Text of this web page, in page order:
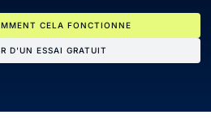
CELA FONCTIONNE
D'UN ESSAI GRATUIT